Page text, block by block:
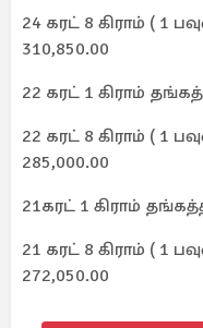
24 கரட் 8 கிராம் ( 1
310,850.00
22 கரட் 1 கிராம்
22 கரட் 8 கிராம் ( 1
285,000.00
21கரட் 1 கிராம்
21 கரட் 8 கிராம் ( 1
272,050.00